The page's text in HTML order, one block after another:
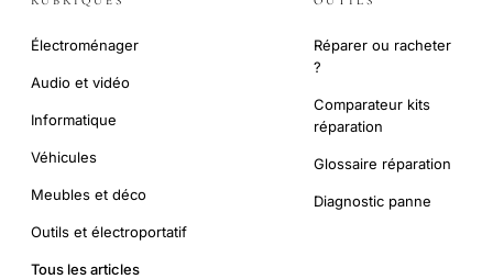
Électroménager
Audio et vidéo
Informatique
Véhicules
Meubles et déco
Outils et électroportatif
Tous les articles
Réparer ou racheter
?
Comparateur kits
réparation
Glossaire réparation
Diagnostic panne